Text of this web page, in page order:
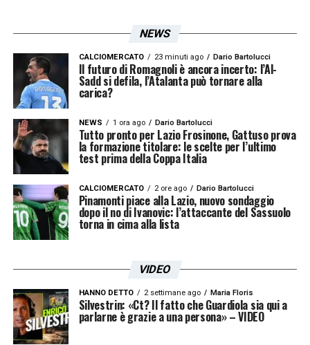
NEWS
CALCIOMERCATO 23 minuti ago Dario Bartolucci
Il futuro di Romagnoli è ancora incerto: l’Al-
Sadd si defila, l’Atalanta può tornare alla
carica?
NEWS 1 ora ago Dario Bartolucci
Tutto pronto per Lazio Frosinone, Gattuso prova
la formazione titolare: le scelte per l’ultimo
test prima della Coppa Italia
CALCIOMERCATO 2 ore ago Dario Bartolucci
Pinamonti piace alla Lazio, nuovo sondaggio
dopo il no di Ivanovic: l’attaccante del Sassuolo
torna in cima alla lista
VIDEO
HANNO DETTO 2 settimane ago Maria Floris
Silvestrin: «Ct? Il fatto che Guardiola sia qui a
parlarne è grazie a una persona» – VIDEO